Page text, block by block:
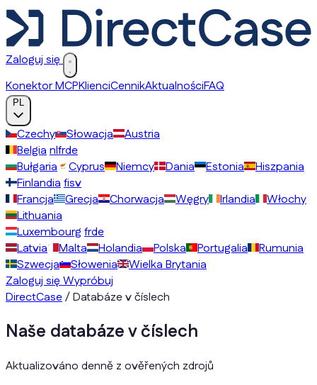
Zaloguj się
Konektor MCPKlienciCennikAktualnościFAQ
Czechy Słowacja
Austria
Belgianlfrde
Bułgaria
Cyprus Niemcy Dania Estonia
Hiszpania
Finlandiafisv
Francja
Grecja Chorwacja Węgry Irlandia
Włochy
Lithuania
Luxembourg frde
Latvia
Malta Holandia Polska Portugalia
Rumunia
Szwecja
Słowenia
Wielka Brytania
Zaloguj sięWypróbuj
DirectCase/Databáze v číslech
Naše databáze v číslech
Aktualizováno denně z ověřených zdrojů